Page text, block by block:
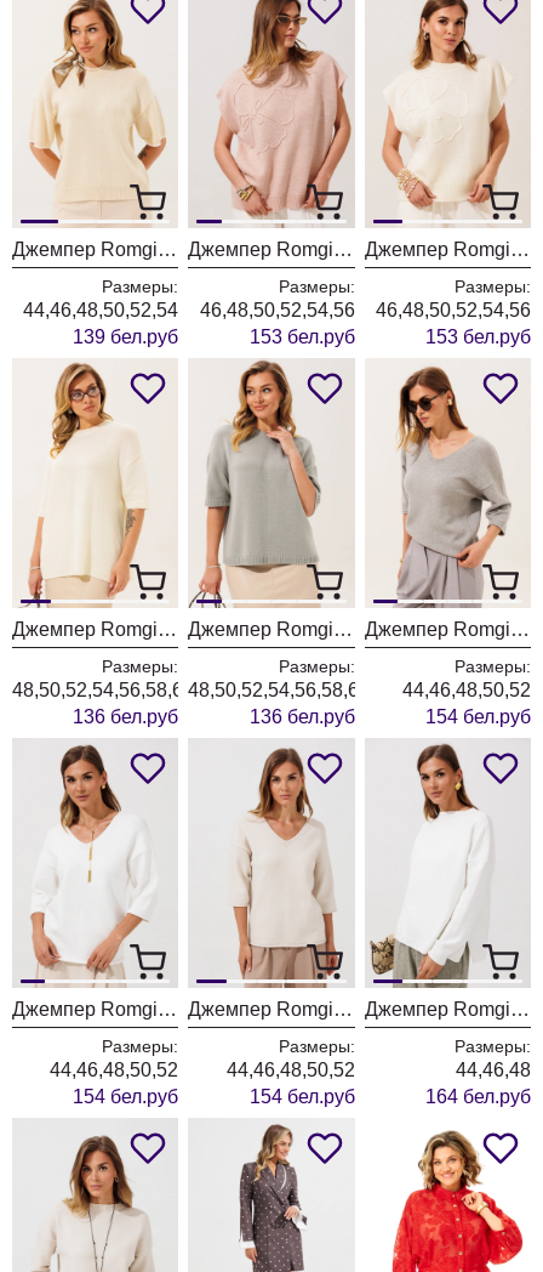
Джемпер Romgil РВ0562-ХЛ5 молочный + белый
Размеры:
44,46,48,50,52,54
139 бел.руб
Джемпер Romgil РВ0466-ШЕ5 светлый опаловый
Размеры:
46,48,50,52,54,56
153 бел.руб
Джемпер Romgil РВ0466-ШЕ5 молочный
Размеры:
46,48,50,52,54,56
153 бел.руб
Джемпер Romgil РВ0465-ШЕ5 молочный
Размеры:
48,50,52,54,56,58,60
136 бел.руб
Джемпер Romgil РВ0465-ШЕ5 водопад
Размеры:
48,50,52,54,56,58,60
136 бел.руб
Джемпер Romgil РВ0464-ВИ5 серый меланж
Размеры:
44,46,48,50,52
154 бел.руб
Джемпер Romgil РВ0464-ВИ5 молочный
Размеры:
44,46,48,50,52
154 бел.руб
Джемпер Romgil РВ0464-ВИ5 ванильный
Размеры:
44,46,48,50,52
154 бел.руб
Джемпер Romgil РВ0435-ВИ5 молочный
Размеры:
44,46,48
164 бел.руб